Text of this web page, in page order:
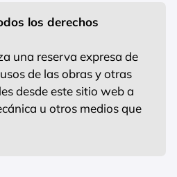
los derechos
una reserva expresa de
de las obras y otras
desde este sitio web a
u otros medios que